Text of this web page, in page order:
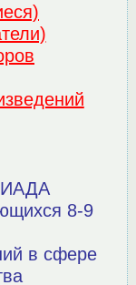
8-9
в сфере